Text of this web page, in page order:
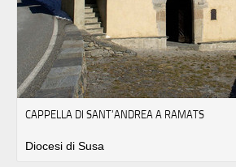
CAPPELLA DI SANT’ANDREA A RAMATS
Diocesi di Susa